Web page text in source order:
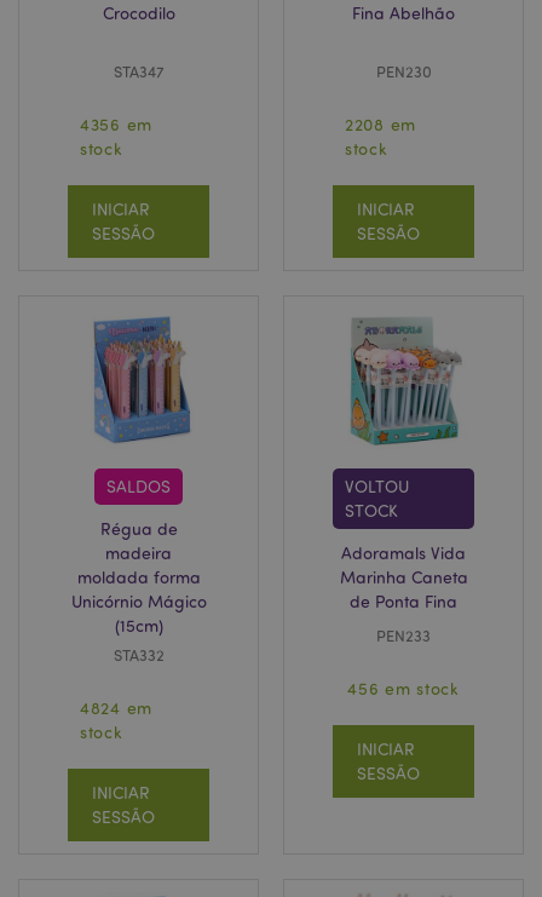
Crocodilo
STA347
4356 em
stock
INICIAR
SESSÃO
Fina Abelhão
PEN230
2208 em
stock
INICIAR
SESSÃO
SALDOS
Régua de
madeira
moldada forma
Unicórnio Mágico
(15cm)
STA332
4824 em
stock
INICIAR
SESSÃO
VOLTOU
STOCK
Adoramals Vida
Marinha Caneta
de Ponta Fina
PEN233
456 em stock
INICIAR
SESSÃO